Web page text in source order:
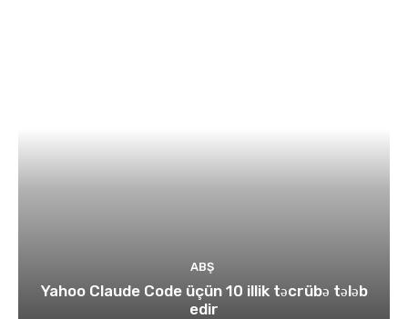
ABŞ
Yahoo Claude Code üçün 10 illik təcrübə tələb
edir